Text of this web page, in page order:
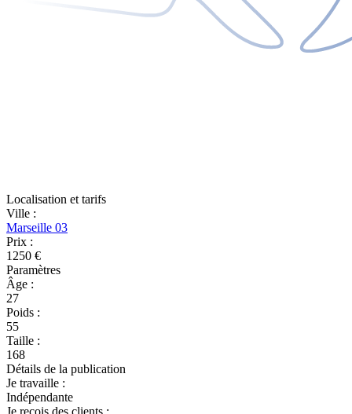
Localisation et tarifs
Ville :
Marseille 03
Prix :
1250 €
Paramètres
Âge :
27
Poids :
55
Taille :
168
Détails de la publication
Je travaille :
Indépendante
Je reçois des clients :